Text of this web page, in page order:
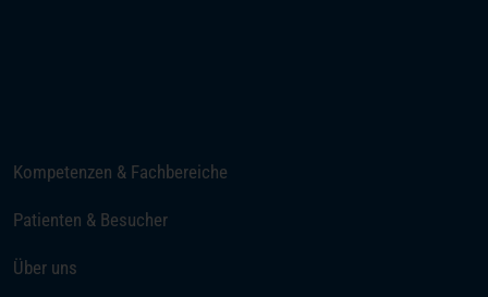
Kompetenzen & Fachbereiche
Patienten & Besucher
Über uns